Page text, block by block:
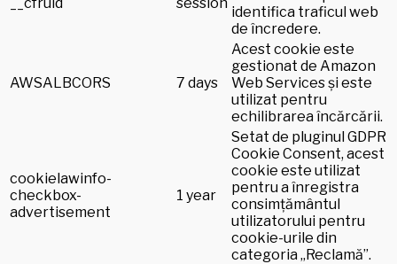
identifica traficul web
de încredere.
AWSALBCORS 7 days
Acest cookie este
gestionat de Amazon
Web Services și este
utilizat pentru
echilibrarea încărcării.
cookielawinfo-
checkbox-
advertisement
1 year
Setat de pluginul GDPR
Cookie Consent, acest
cookie este utilizat
pentru a înregistra
consimțământul
utilizatorului pentru
cookie-urile din
categoria „Reclamă”.